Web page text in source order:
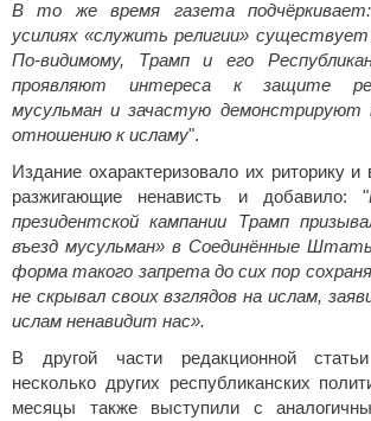
В то же время газета
усилиях «служить религии» существует
По‑видимому, Трамп и его
проявляют интереса к защите
мусульман и зачастую демонстрируют
отношению к исламу".
Издание охарактеризовало их риторику и
разжигающие ненависть и добавило: "
президентской кампании Трамп
въезд мусульман» в Соединённые
форма такого запрета до сих пор
не скрывал своих взглядов на ислам,
ислам ненавидит нас».
В другой части редакционной
несколько других республиканских
месяцы также выступили с